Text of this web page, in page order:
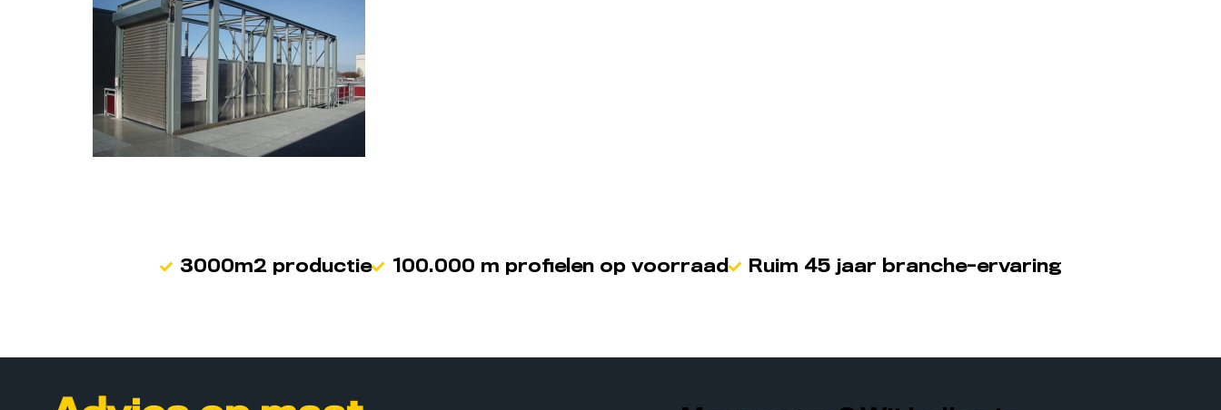
3000m2 productie 100.000 m profielen op voorraad Ruim 45 jaar branche-ervaring